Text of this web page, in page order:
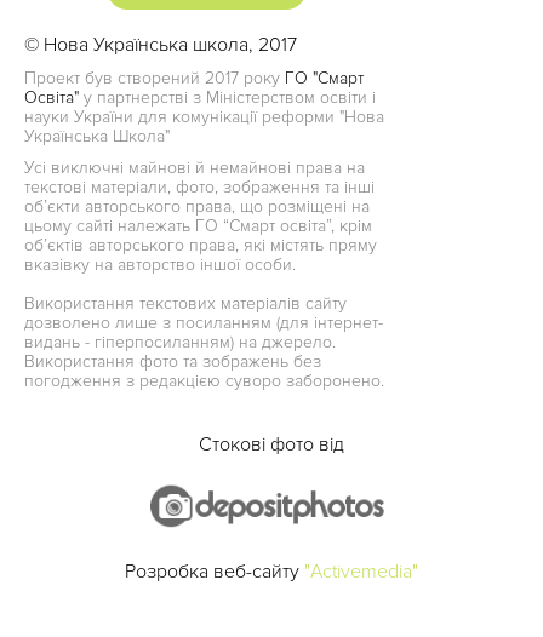
© Нова Українська школа, 2017
Проект був створений 2017 року ГО "Смарт
Освіта" у партнерстві з Міністерством освіти і
науки України для комунікації реформи "Нова
Українська Школа"
Усі виключні майнові й немайнові права на
текстові матеріали, фото, зображення та інші
об’єкти авторського права, що розміщені на
цьому сайті належать ГО “Смарт освіта”, крім
об’єктів авторського права, які містять пряму
вказівку на авторство іншої особи.
Використання текстових матеріалів сайту
дозволено лише з посиланням (для інтернет-
видань - гіперпосиланням) на джерело.
Використання фото та зображень без
погодження з редакцією суворо заборонено.
Стокові фото від
Розробка веб-сайту "Activemedia"